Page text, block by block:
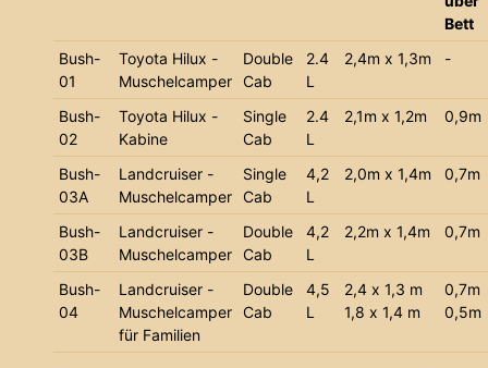
Bett
Bush-
01
Toyota Hilux -
Muschelcamper
Double
Cab
2.4
L
2,4m x 1,3m -
Bush-
02
Toyota Hilux -
Kabine
Single
Cab
2.4
L
2,1m x 1,2m 0,9m
Bush-
03A
Landcruiser -
Muschelcamper
Single
Cab
4,2
L
2,0m x 1,4m 0,7m
Bush-
03B
Landcruiser -
Muschelcamper
Double
Cab
4,2
L
2,2m x 1,4m 0,7m
Bush-
04
Landcruiser -
Muschelcamper
für Familien
Double
Cab
4,5
L
2,4 x 1,3 m
1,8 x 1,4 m
0,7m
0,5m